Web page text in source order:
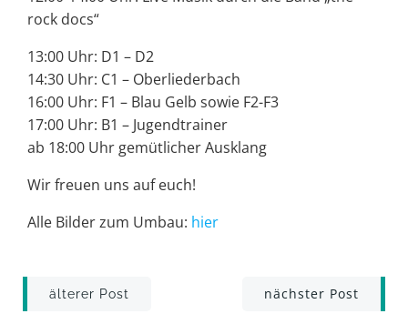
rock docs“
13:00 Uhr: D1 – D2
14:30 Uhr: C1 – Oberliederbach
16:00 Uhr: F1 – Blau Gelb sowie F2-F3
17:00 Uhr: B1 – Jugendtrainer
ab 18:00 Uhr gemütlicher Ausklang
Wir freuen uns auf euch!
Alle Bilder zum Umbau: hier
Post
älterer Post
Postnächster Post